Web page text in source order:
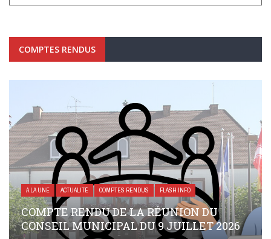
COMPTES RENDUS
A LA UNE ACTUALITÉ COMPTES RENDUS FLASH INFO
COMPTE RENDU DE LA RÉUNION DU
CONSEIL MUNICIPAL DU 9 JUILLET 2026